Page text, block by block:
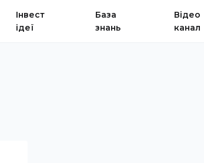
Інвест
ідеї
База
знань
Відео
канал